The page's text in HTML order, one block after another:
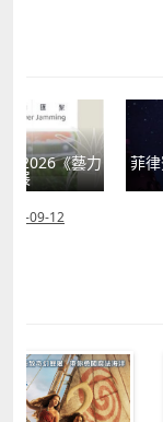
獻2026《藝力
展
09-12
菲